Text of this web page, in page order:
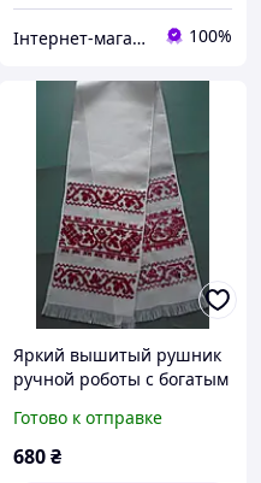
Інтернет-магазин "Вишиванка" 100%
Яркий вышитый рушник
ручной роботы с богатым
Готово к отправке
680₴